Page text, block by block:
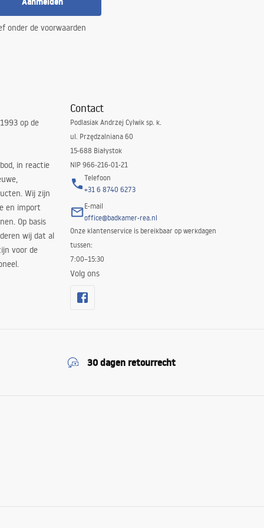
onder de voorwaarden
op de
in reactie
Wij zijn
en import
Op basis
wij dat al
voor de
Contact
Podlasiak Andrzej Cylwik sp. k.
ul. Przędzalniana 60
15-688 Białystok
NIP 966-216-01-21
Telefoon
+31 6 8740 6273
E-mail
office@badkamer-rea.nl
Onze klantenservice is bereikbaar op werkdagen
tussen:
7:00–15:30
Volg ons
30 dagen retourrecht